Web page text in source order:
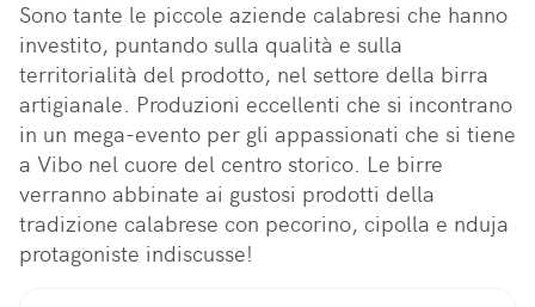
Sono tante le piccole aziende calabresi che hanno
investito, puntando sulla qualità e sulla
territorialità del prodotto, nel settore della birra
artigianale. Produzioni eccellenti che si incontrano
in un mega-evento per gli appassionati che si tiene
a Vibo nel cuore del centro storico. Le birre
verranno abbinate ai gustosi prodotti della
tradizione calabrese con pecorino, cipolla e nduja
protagoniste indiscusse!